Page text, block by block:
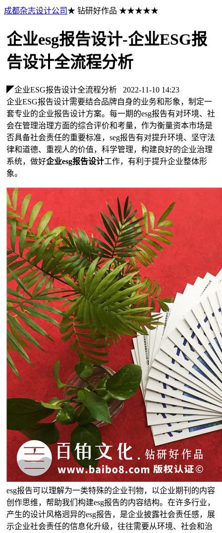
成都杂志设计公司 ★ 钻研好作品 ★★★★★
企业esg报告设计-企业ESG报
告设计全流程分析
◤企业ESG报告设计全流程分析
2022-11-10 14:23
企业ESG报告设计需要结合品牌自身的业务和形象，制定一
套专业的企业报告设计方案。每一期的esg报告有对环境、社
会在管理治理方面的综合评价和考量，作为衡量资本市场是
否具备社会责任的重要标准，seg报告有对提升环境、坚守法
律和道德、重视人的价值，科学管理，构建良好的企业治理
系统，做好企业esg报告设计工作，有利于提升企业整体形
象。
esg报告可以理解为一类特殊的企业刊物，以企业期刊的内容
创作思维，帮助我们构建esg报告的内容结构。在许多行业，
产生的设计风格迥异的esg报告，是企业披露社会责任感，展
示企业社会责任的信息化升级，往往需要从环境、社会和治